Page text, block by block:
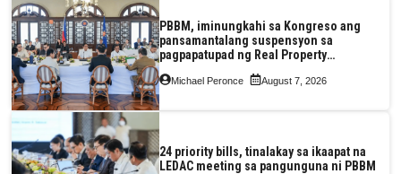
PBBM, iminungkahi sa Kongreso ang
pansamantalang suspensyon sa
pagpapatupad ng Real Property
Valuation and Assessment Reform Act
Michael Peronce August 7, 2026
24 priority bills, tinalakay sa ikaapat na
LEDAC meeting sa pangunguna ni PBBM